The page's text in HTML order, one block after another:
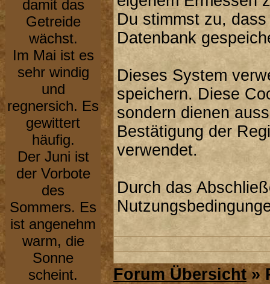
damit das
Getreide
wächst.
Im Mai ist es
sehr windig
und
regnersich. Es
gewittert
häufig.
Der Juni ist
der Vorbote
des
Sommers. Es
ist angenehm
warm, die
Sonne
scheint.
Du stimmst zu,
Datenbank
Dieses System
speichern. Diese
sondern dienen
Bestätigung der
verwendet.
Durch das
Forum Übersicht»